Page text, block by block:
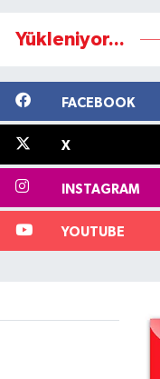
Yükleniyor...
FACEBOOK
X
INSTAGRAM
YOUTUBE